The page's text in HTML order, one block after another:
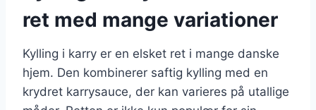
ret med mange variationer
Kylling i karry er en elsket ret i mange danske
hjem. Den kombinerer saftig kylling med en
krydret karrysauce, der kan varieres på utallige